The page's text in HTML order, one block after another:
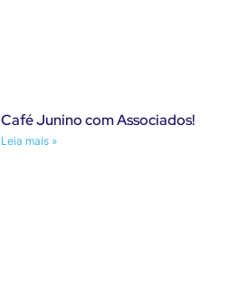
Café Junino com Associados!
Leia mais »